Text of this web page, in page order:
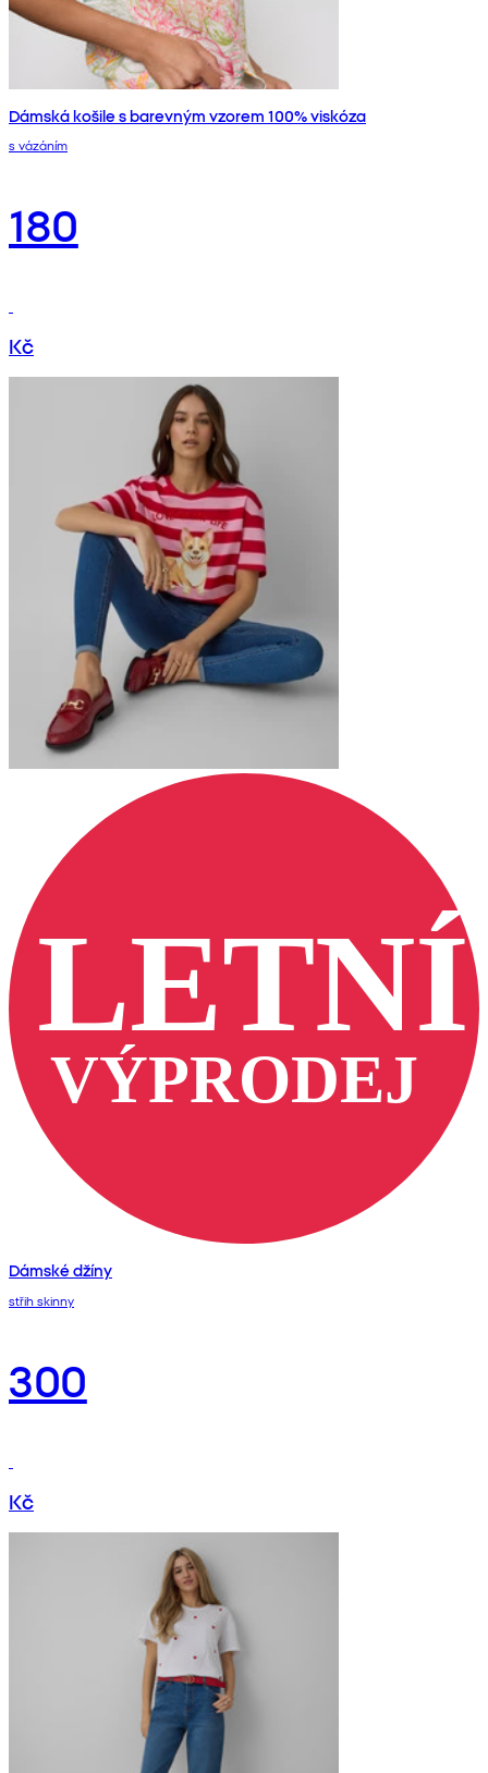
Dámská košile s barevným vzorem 100% viskóza
s vázáním
180
Kč
Dámské džíny
střih skinny
300
Kč